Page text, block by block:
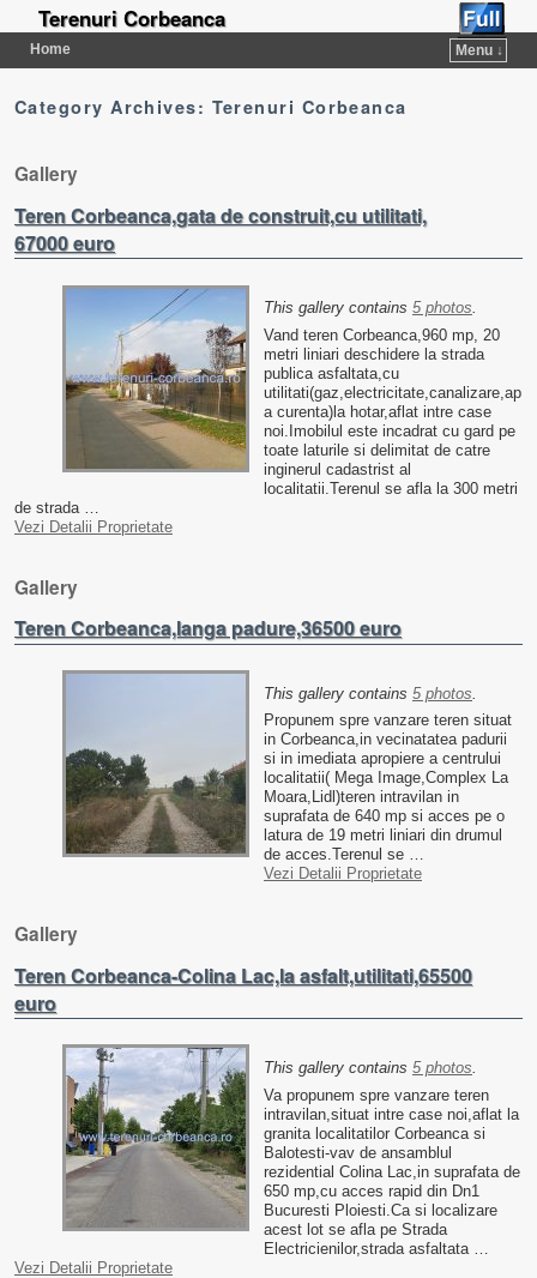
Terenuri Corbeanca
Home Menu ↓
Category Archives: Terenuri Corbeanca
Gallery
Teren Corbeanca,gata de construit,cu utilitati,
67000 euro
This gallery contains 5 photos.
Vand teren Corbeanca,960 mp, 20
metri liniari deschidere la strada
publica asfaltata,cu
utilitati(gaz,electricitate,canalizare,ap
a curenta)la hotar,aflat intre case
noi.Imobilul este incadrat cu gard pe
toate laturile si delimitat de catre
inginerul cadastrist al
localitatii.Terenul se afla la 300 metri
de strada …
Vezi Detalii Proprietate
Gallery
Teren Corbeanca,langa padure,36500 euro
This gallery contains 5 photos
Propunem spre vanzare teren situat
in Corbeanca,in vecinatatea padurii
si in imediata apropiere a centrului
localitatii( Mega Image,Complex La
Moara,Lidl)teren intravilan in
suprafata de 640 mp si acces pe o
latura de 19 metri liniari din drumul
de acces.Terenul se …
Vezi Detalii Proprietate
Gallery
Teren Corbeanca-Colina Lac,la asfalt,utilitati,65500
euro
This gallery contains 5 photos.
Va propunem spre vanzare teren
intravilan,situat intre case noi,aflat la
granita localitatilor Corbeanca si
Balotesti-vav de ansamblul
rezidential Colina Lac,in suprafata de
650 mp,cu acces rapid din Dn1
Bucuresti Ploiesti.Ca si localizare
acest lot se afla pe Strada
Electricienilor,strada asfaltata …
Vezi Detalii Proprietate